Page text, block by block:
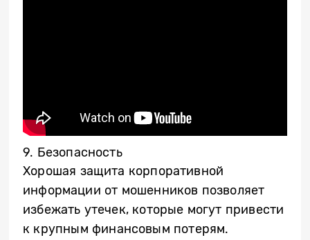
9. Безопасность
Хорошая защита корпоративной
информации от мошенников позволяет
избежать утечек, которые могут привести
к крупным финансовым потерям.